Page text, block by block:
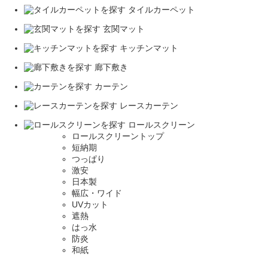
タイルカーペット
玄関マット
キッチンマット
廊下敷き
カーテン
レースカーテン
ロールスクリーン
ロールスクリーントップ
短納期
つっぱり
激安
日本製
幅広・ワイド
UVカット
遮熱
はっ水
防炎
和紙